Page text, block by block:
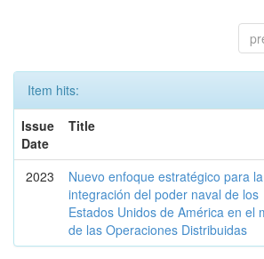
Item hits:
Issue
Date
Title
2023
Nuevo enfoque estratégico para la
integración del poder naval de los
Estados Unidos de América en el
de las Operaciones Distribuidas